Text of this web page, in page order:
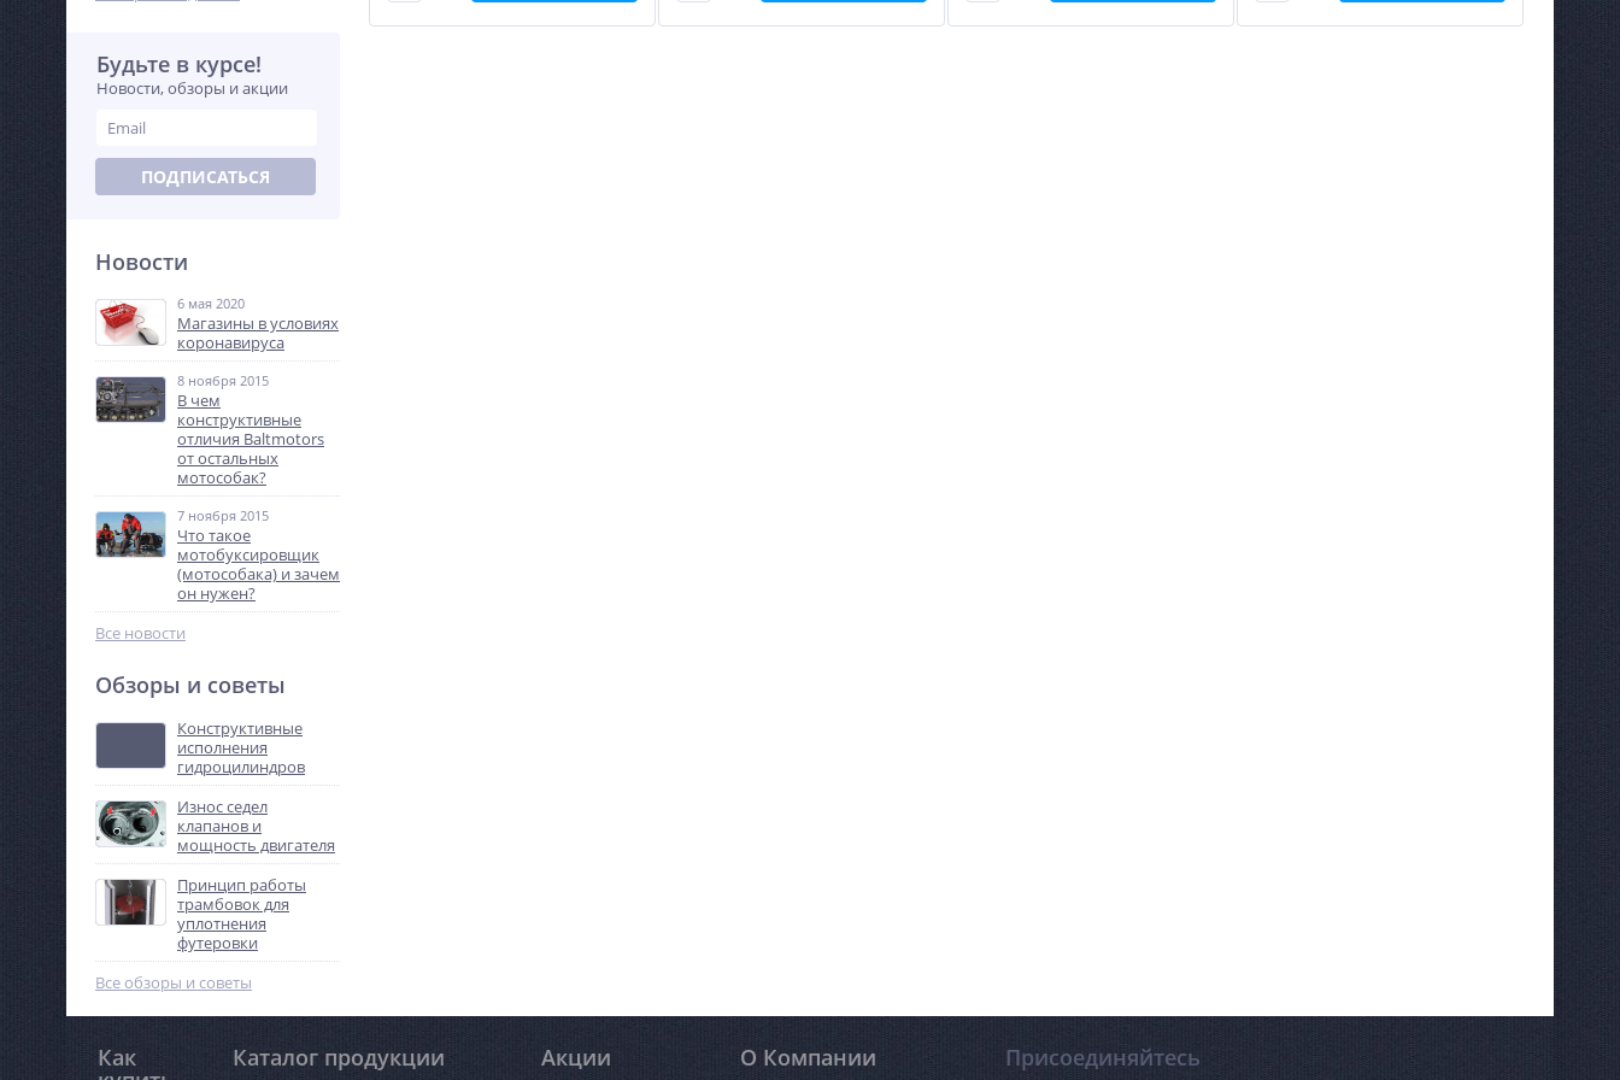
Будьте в курсе!
Новости, обзоры и акции
ПОДПИСАТЬСЯ
Новости
6 мая 2020
Магазины в условиях
коронавируса
8 ноября 2015
В чем
конструктивные
отличия Baltmotors
от остальных
мотособак?
7 ноября 2015
Что такое
мотобуксировщик
(мотособака) и зачем
он нужен?
Все новости
Обзоры и советы
Конструктивные
исполнения
гидроцилиндров
Износ седел
клапанов и
мощность двигателя
Принцип работы
трамбовок для
уплотнения
футеровки
Все обзоры и советы
Как Каталог продукции Акции О Компании Присоединяйтесь